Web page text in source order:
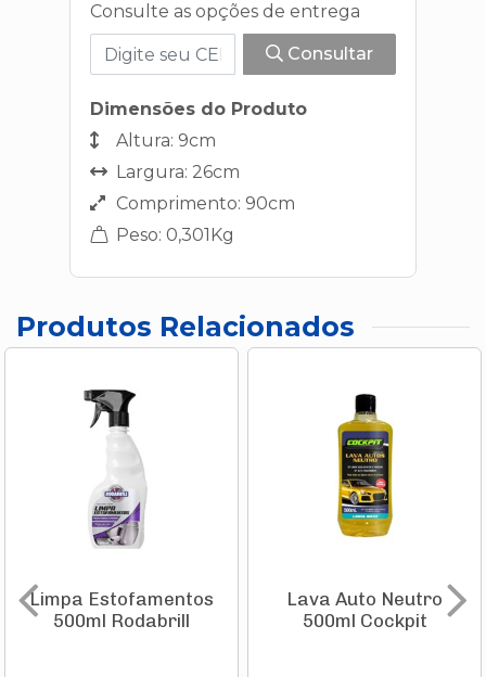
Consulte as opções de entrega
Consultar
Dimensões do Produto
Altura: 9cm
Largura: 26cm
Comprimento: 90cm
Peso: 0,301Kg
Produtos Relacionados
Limpa Estofamentos
500ml Rodabrill
Lava Auto Neutro
500ml Cockpit